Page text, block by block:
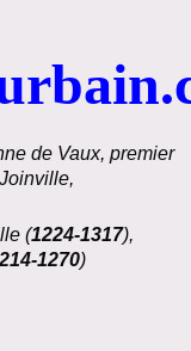
de Vaux, premier
(1224-1317),
1270)